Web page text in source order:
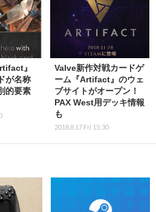
』
が名称
的要素
Valve新作対戦カードゲ
ーム『Artifact』のウェ
ブサイトがオープン！
PAX West用デッキ情報
も
2018.8.17 Fri 15:30